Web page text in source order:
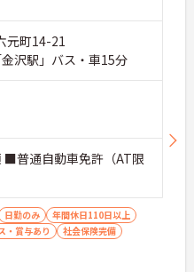
元町14-21
沢駅」バス・車15分
普通自動車免許（AT限
日勤のみ
年間休日110日以上
・賞与あり
社会保険完備